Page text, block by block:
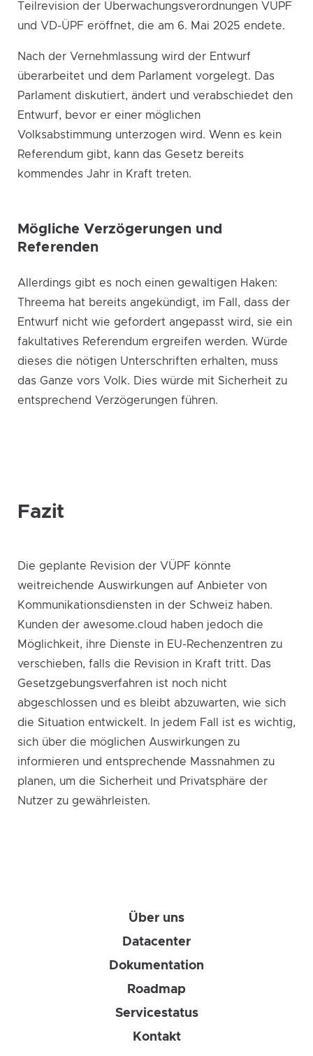
Teilrevision der Überwachungsverordnungen VÜPF
und VD-ÜPF eröffnet, die am 6. Mai 2025 endete.
Nach der Vernehmlassung wird der Entwurf
überarbeitet und dem Parlament vorgelegt. Das
Parlament diskutiert, ändert und verabschiedet den
Entwurf, bevor er einer möglichen
Volksabstimmung unterzogen wird. Wenn es kein
Referendum gibt, kann das Gesetz bereits
kommendes Jahr in Kraft treten.
Mögliche Verzögerungen und
Referenden
Allerdings gibt es noch einen gewaltigen Haken:
Threema hat bereits angekündigt, im Fall, dass der
Entwurf nicht wie gefordert angepasst wird, sie ein
fakultatives Referendum ergreifen werden. Würde
dieses die nötigen Unterschriften erhalten, muss
das Ganze vors Volk. Dies würde mit Sicherheit zu
entsprechend Verzögerungen führen.
Fazit
Die geplante Revision der VÜPF könnte
weitreichende Auswirkungen auf Anbieter von
Kommunikationsdiensten in der Schweiz haben.
Kunden der awesome.cloud haben jedoch die
Möglichkeit, ihre Dienste in EU-Rechenzentren zu
verschieben, falls die Revision in Kraft tritt. Das
Gesetzgebungsverfahren ist noch nicht
abgeschlossen und es bleibt abzuwarten, wie sich
die Situation entwickelt. In jedem Fall ist es wichtig,
sich über die möglichen Auswirkungen zu
informieren und entsprechende Massnahmen zu
planen, um die Sicherheit und Privatsphäre der
Nutzer zu gewährleisten.
Über uns
Datacenter
Dokumentation
Roadmap
Servicestatus
Kontakt